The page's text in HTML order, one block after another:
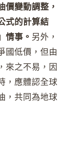
價變動調整，
式的計算結
情事。 另外，
國低價，但由
來之不易，因
，應體認全球
，共同為地球